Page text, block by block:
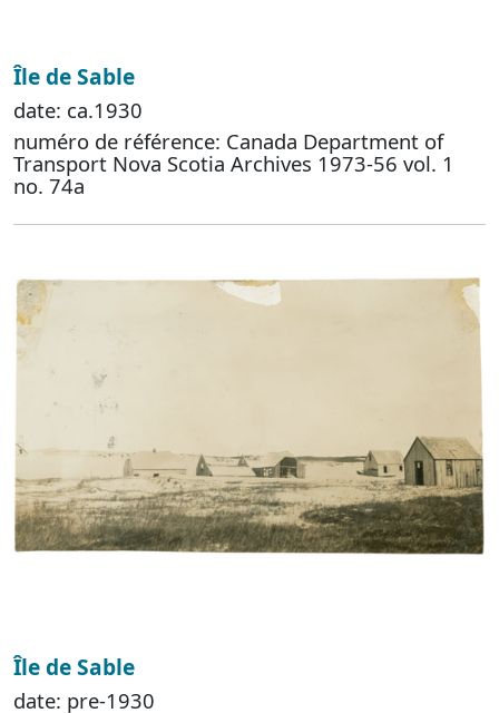
Île de Sable
date: ca.1930
numéro de référence: Canada Department of
Transport Nova Scotia Archives 1973-56 vol. 1
no. 74a
Île de Sable
date: pre-1930